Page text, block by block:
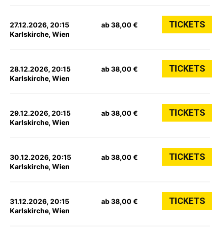
27.12.2026, 20:15
Karlskirche, Wien
ab 38,00 € TICKETS
28.12.2026, 20:15
Karlskirche, Wien
ab 38,00 € TICKETS
29.12.2026, 20:15
Karlskirche, Wien
ab 38,00 € TICKETS
30.12.2026, 20:15
Karlskirche, Wien
ab 38,00 € TICKETS
31.12.2026, 20:15
Karlskirche, Wien
ab 38,00 € TICKETS